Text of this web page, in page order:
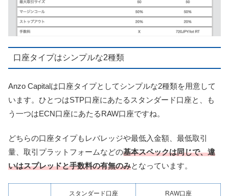
口座タイプはシンプルな2種類
Anzo Capitalは口座タイプとしてシンプルな2種類を用意して
います。ひとつはSTP口座にあたるスタンダード口座と、も
う一つはECN口座にあたるRAW口座ですね。
どちらの口座タイプもレバレッジや最低入金額、最低取引
量、取引プラットフォームなどの基本スペックは同じで、違
いはスプレッドと手数料の有無のみとなっています。
スタンダード口座 RAW口座